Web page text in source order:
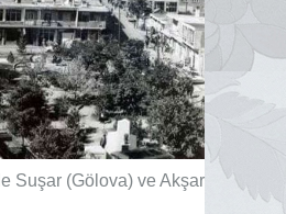
Suşar (Gölova) ve Akşar